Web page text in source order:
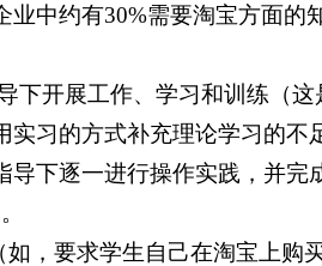
业中约有30%需要淘宝方面的
下开展工作、学习和训练（这
习的方式补充理论学习的不
导下逐一进行操作实践，并
，要求学生自己在淘宝上购